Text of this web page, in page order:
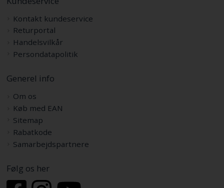
Kontakt kundeservice
Returportal
Handelsvilkår
Persondatapolitik
Generel info
Om os
Køb med EAN
Sitemap
Rabatkode
Samarbejdspartnere
Følg os her